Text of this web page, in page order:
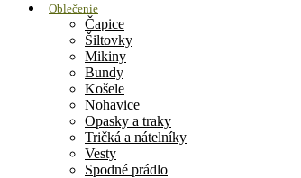
Oblečenie
Čapice
Šiltovky
Mikiny
Bundy
Košele
Nohavice
Opasky a traky
Tričká a nátelníky
Vesty
Spodné prádlo